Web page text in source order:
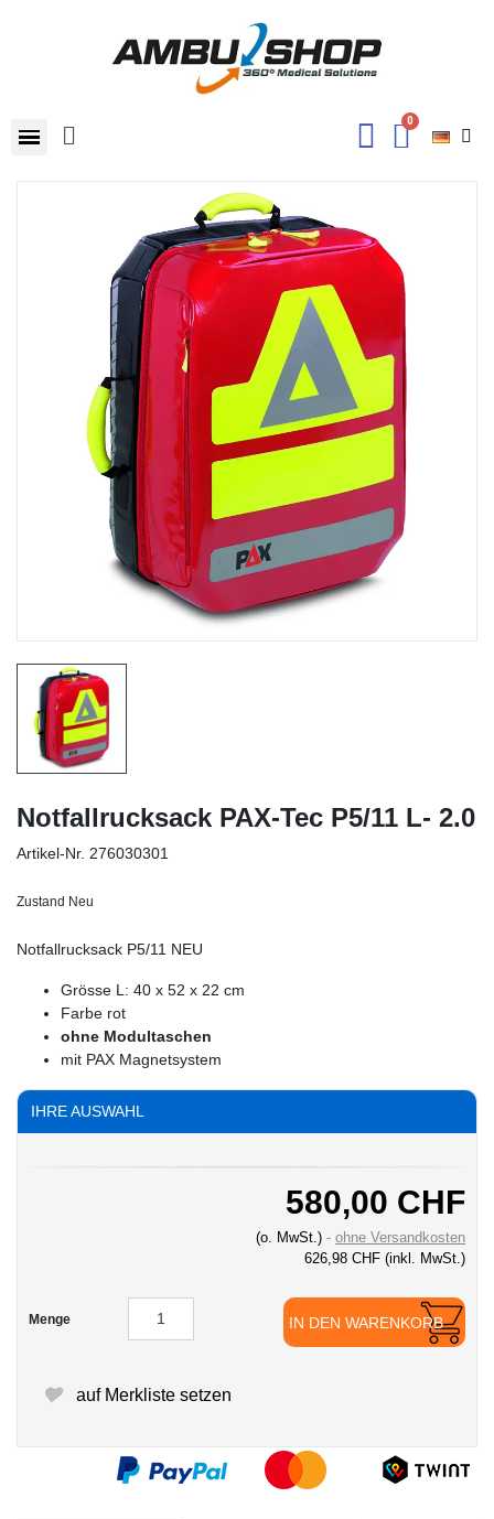
Notfallrucksack PAX-Tec P5/11 L- 2.0
Artikel-Nr. 276030301
Zustand Neu
Notfallrucksack P5/11 NEU
Grösse L: 40 x 52 x 22 cm
Farbe rot
ohne Modultaschen
mit PAX Magnetsystem
IHRE AUSWAHL
580,00 CHF
(o. MwSt.)
ohne Versandkosten
626,98 CHF (inkl. MwSt.)
Menge IN DEN WARENKORB
auf Merkliste setzen